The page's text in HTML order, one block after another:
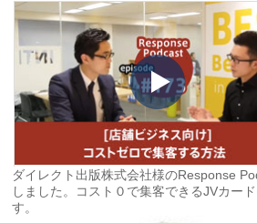
ダイレクト出版株式会社様のResponse
しました。コスト０で集客できるJVカー
す。